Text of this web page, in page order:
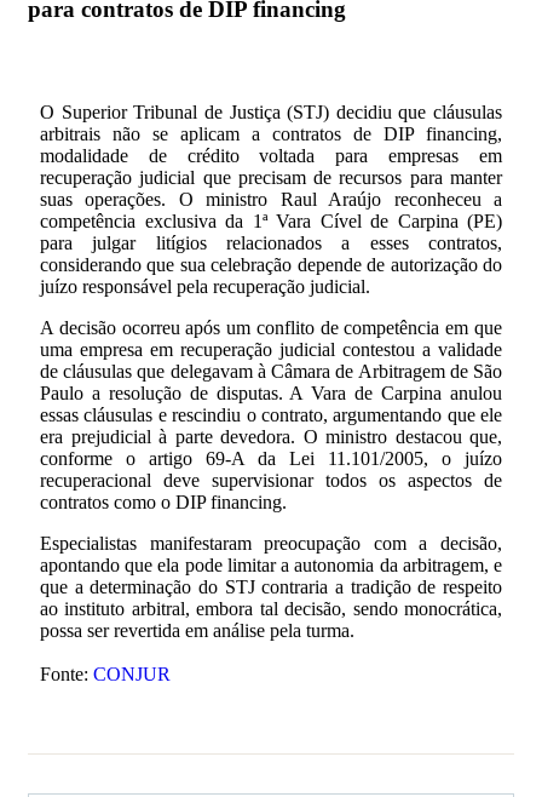
para contratos de DIP financing
O Superior Tribunal de Justiça (STJ) decidiu que cláusulas
arbitrais não se aplicam a contratos de DIP financing,
modalidade de crédito voltada para empresas em
recuperação judicial que precisam de recursos para manter
suas operações. O ministro Raul Araújo reconheceu a
competência exclusiva da 1ª Vara Cível de Carpina (PE)
para julgar litígios relacionados a esses contratos,
considerando que sua celebração depende de autorização do
juízo responsável pela recuperação judicial.
A decisão ocorreu após um conflito de competência em que
uma empresa em recuperação judicial contestou a validade
de cláusulas que delegavam à Câmara de Arbitragem de São
Paulo a resolução de disputas. A Vara de Carpina anulou
essas cláusulas e rescindiu o contrato, argumentando que ele
era prejudicial à parte devedora. O ministro destacou que,
conforme o artigo 69-A da Lei 11.101/2005, o juízo
recuperacional deve supervisionar todos os aspectos de
contratos como o DIP financing.
Especialistas manifestaram preocupação com a decisão,
apontando que ela pode limitar a autonomia da arbitragem, e
que a determinação do STJ contraria a tradição de respeito
ao instituto arbitral, embora tal decisão, sendo monocrática,
possa ser revertida em análise pela turma.
Fonte: CONJUR